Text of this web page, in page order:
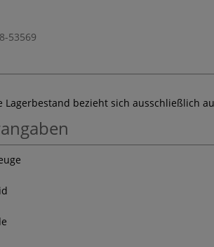
53569
Lagerbestand bezieht sich ausschließlich